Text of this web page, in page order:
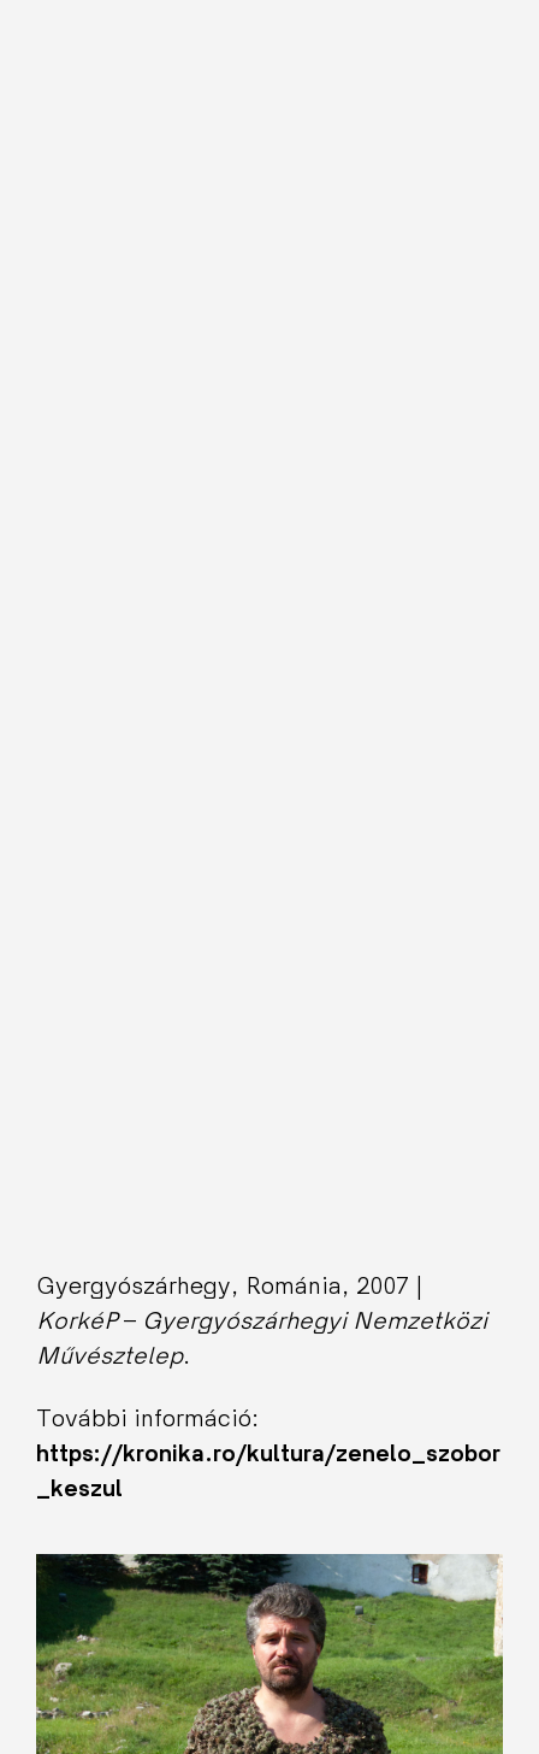
Gyergyószárhegy, Románia, 2007 |
KorkéP– Gyergyószárhegyi Nemzetközi
Művésztelep.
További információ:
https://kronika.ro/kultura/zenelo_szobor
_keszul